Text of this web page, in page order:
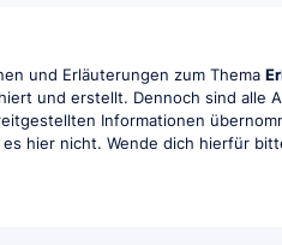
und Erläuterungen zum Thema
und erstellt. Dennoch sind alle
Informationen
hier nicht. Wende dich hierfür